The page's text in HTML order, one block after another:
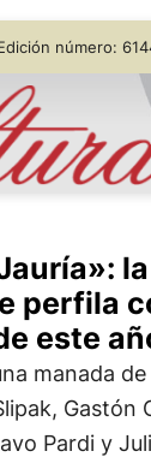
número:
perfila
este
manada
Gastón
Pardi y